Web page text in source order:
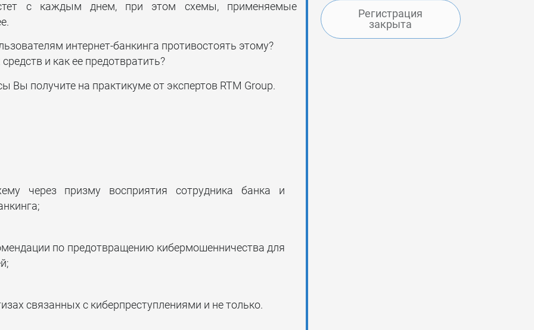
Тестирование на
проникновение
Способы доставки
с каждым днем, при этом схемы, применяемые
интернет-банкинга противостоять этому?
и как ее предотвратить?
Вы получите на практикуме от экспертов RTM Group.
через призму восприятия сотрудника банка и
по предотвращению кибермошенничества для
связанных с киберпреступлениями и не только.
Регистрация
закрыта